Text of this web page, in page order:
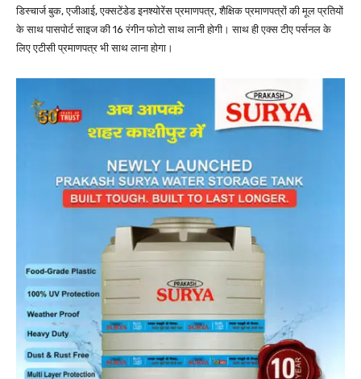
डिस्चार्ज बुक, एजीआई, एक्सटेंडेड इनश्योरेंस प्रमाणपत्र, शैक्षिक प्रमाणपत्रों की मूल प्रतियों
के साथ पासपोर्ट साइज की 16 रंगीन फोटो साथ लानी होगी। साथ ही एक्स टीए पर्सनल के
लिए एटीसी प्रमाणपत्र भी साथ लाना होगा।